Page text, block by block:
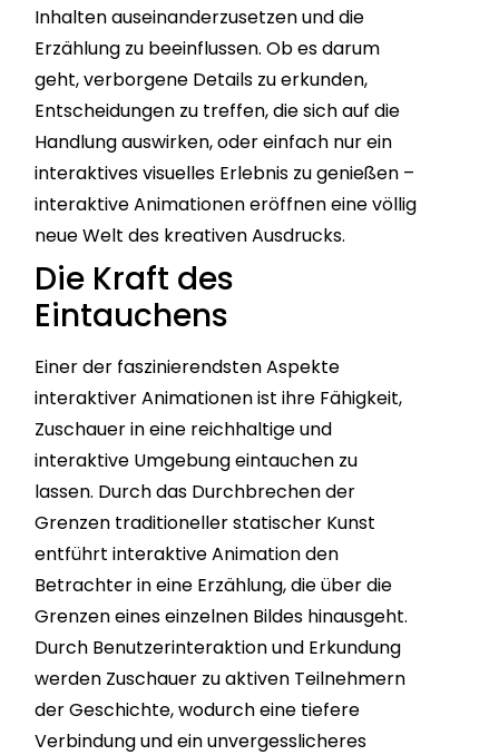
Inhalten auseinanderzusetzen und die
Erzählung zu beeinflussen. Ob es darum
geht, verborgene Details zu erkunden,
Entscheidungen zu treffen, die sich auf die
Handlung auswirken, oder einfach nur ein
interaktives visuelles Erlebnis zu genießen –
interaktive Animationen eröffnen eine völlig
neue Welt des kreativen Ausdrucks.
Die Kraft des
Eintauchens
Einer der faszinierendsten Aspekte
interaktiver Animationen ist ihre Fähigkeit,
Zuschauer in eine reichhaltige und
interaktive Umgebung eintauchen zu
lassen. Durch das Durchbrechen der
Grenzen traditioneller statischer Kunst
entführt interaktive Animation den
Betrachter in eine Erzählung, die über die
Grenzen eines einzelnen Bildes hinausgeht.
Durch Benutzerinteraktion und Erkundung
werden Zuschauer zu aktiven Teilnehmern
der Geschichte, wodurch eine tiefere
Verbindung und ein unvergesslicheres